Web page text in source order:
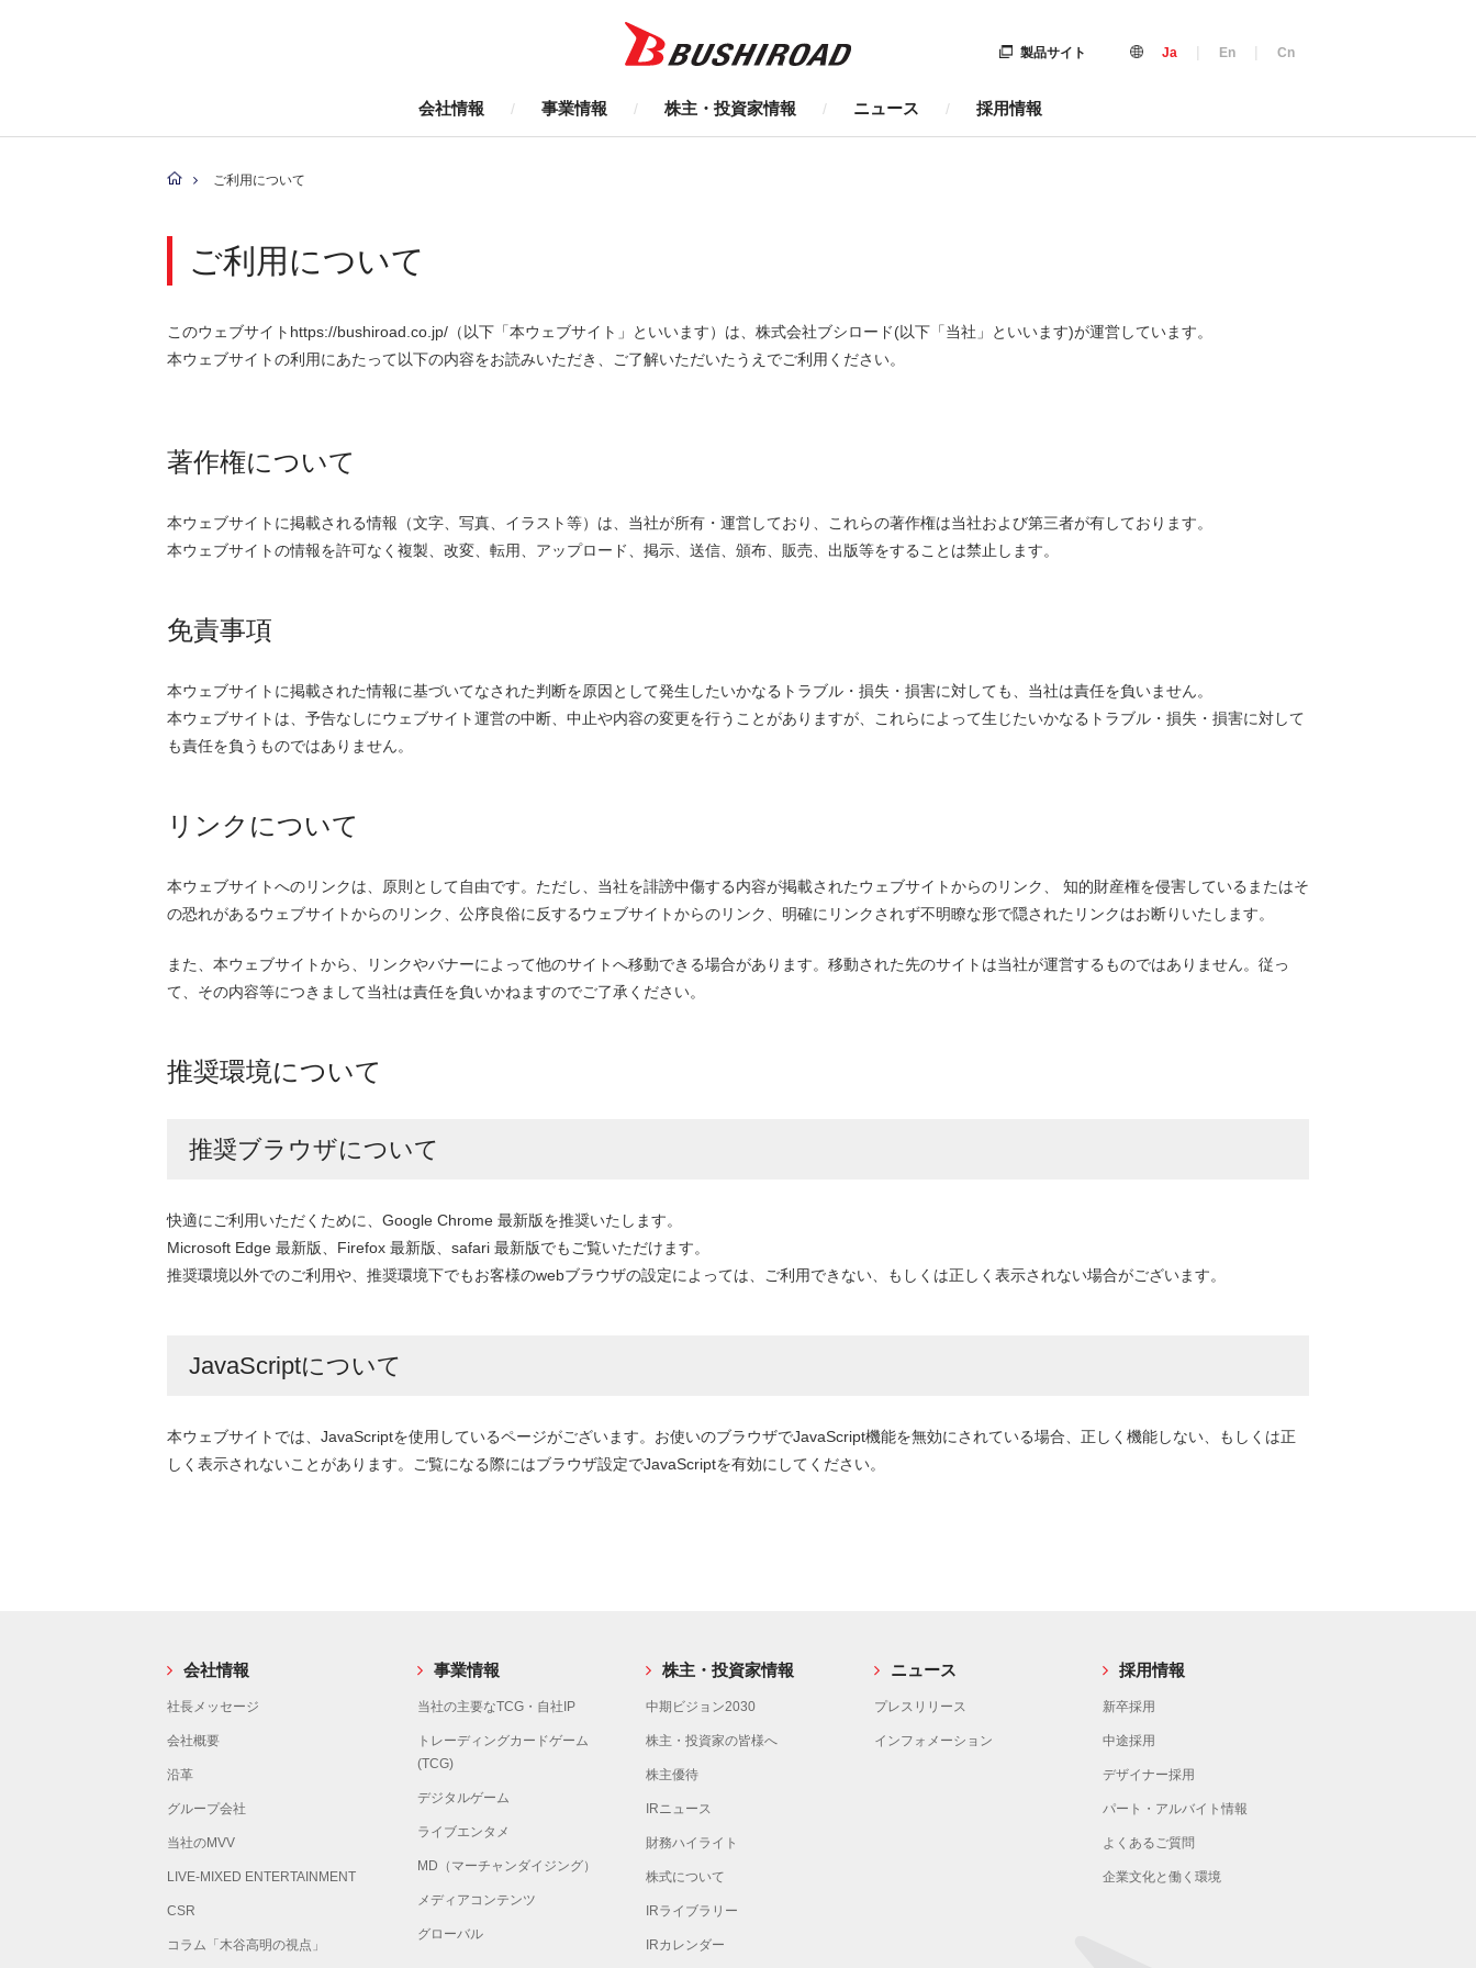
製品サイト Ja | En | Cn
会社情報 事業情報 株主・投資家情報 ニュース 採用情報
ご利用について
ご利用について
このウェブサイトhttps://bushiroad.co.jp/（以下「本ウェブサイト」といいます）は、株式会社ブシロード(以下「当社」といいます)が運営しています。
本ウェブサイトの利用にあたって以下の内容をお読みいただき、ご了解いただいたうえでご利用ください。
著作権について
本ウェブサイトに掲載される情報（文字、写真、イラスト等）は、当社が所有・運営しており、これらの著作権は当社および第三者が有しております。
本ウェブサイトの情報を許可なく複製、改変、転用、アップロード、掲示、送信、頒布、販売、出版等をすることは禁止します。
免責事項
本ウェブサイトに掲載された情報に基づいてなされた判断を原因として発生したいかなるトラブル・損失・損害に対しても、当社は責任を負いません。
本ウェブサイトは、予告なしにウェブサイト運営の中断、中止や内容の変更を行うことがありますが、これらによって生じたいかなるトラブル・損失・損害に対して
も責任を負うものではありません。
リンクについて
本ウェブサイトへのリンクは、原則として自由です。ただし、当社を誹謗中傷する内容が掲載されたウェブサイトからのリンク、 知的財産権を侵害しているまたはそ
の恐れがあるウェブサイトからのリンク、公序良俗に反するウェブサイトからのリンク、明確にリンクされず不明瞭な形で隠されたリンクはお断りいたします。
また、本ウェブサイトから、リンクやバナーによって他のサイトへ移動できる場合があります。移動された先のサイトは当社が運営するものではありません。従っ
て、その内容等につきまして当社は責任を負いかねますのでご了承ください。
推奨環境について
推奨ブラウザについて
快適にご利用いただくために、Google Chrome 最新版を推奨いたします。
Microsoft Edge 最新版、Firefox 最新版、safari 最新版でもご覧いただけます。
推奨環境以外でのご利用や、推奨環境下でもお客様のwebブラウザの設定によっては、ご利用できない、もしくは正しく表示されない場合がございます。
JavaScriptについて
本ウェブサイトでは、JavaScriptを使用しているページがございます。お使いのブラウザでJavaScript機能を無効にされている場合、正しく機能しない、もしくは正
しく表示されないことがあります。ご覧になる際にはブラウザ設定でJavaScriptを有効にしてください。
会社情報
社長メッセージ
会社概要
沿革
グループ会社
当社のMVV
LIVE-MIXED ENTERTAINMENT
CSR
コラム「木谷高明の視点」
事業情報
当社の主要なTCG・自社IP
トレーディングカードゲーム
(TCG)
デジタルゲーム
ライブエンタメ
MD（マーチャンダイジング）
メディアコンテンツ
グローバル
株主・投資家情報
中期ビジョン2030
株主・投資家の皆様へ
株主優待
IRニュース
財務ハイライト
株式について
IRライブラリー
IRカレンダー
ニュース
プレスリリース
インフォメーション
採用情報
新卒採用
中途採用
デザイナー採用
パート・アルバイト情報
よくあるご質問
企業文化と働く環境